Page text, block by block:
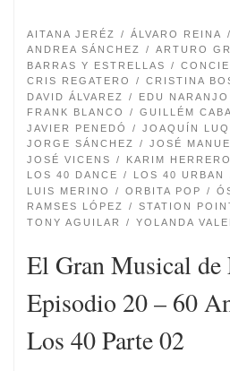
AITANA JERÉZ ÁLVARO REINA
ANDREA SÁNCHEZ
ARTURO
BARRAS Y ESTRELLAS
CRIS REGATERO
CRISTINA
DAVID ÁLVAREZ
EDU NARANJO
FRANK BLANCO
GUILLÉM
JAVIER PENEDÓ
JOAQUÍN
JORGE SÁNCHEZ
JOSÉ
JOSÉ VICENS
KARIM HERRERO
LOS 40 DANCE
LOS 40 URBAN
LUIS MERINO
ORBITA POP
RAMSES LÓPEZ
STATION
TONY AGUILAR
YOLANDA
El Gran Musical de
Episodio 20 – 60
Los 40 Parte 02